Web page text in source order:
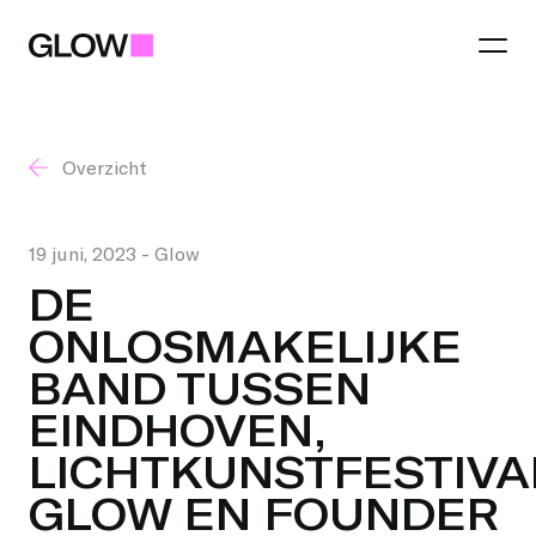
Festival
Thema 2026
Praktisch
Lichtkunst
Food and Drinks
Talent Awards
Regio
Eindhoven
Gemeenten
Best
Partners
Word partner
Word regio partner
Jij maakt GLOW
Overzicht
19 juni, 2023 - Glow
DE
ONLOSMAKELIJKE
BAND TUSSEN
EINDHOVEN,
GLOW EN FOUNDER